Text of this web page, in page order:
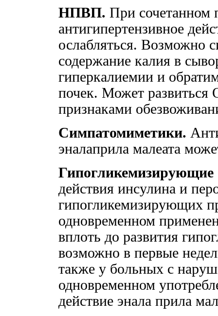
НПВП. При сочетанном
антигипертензивное
ослабляться. Возможно
содержание калия в
гиперкалиемии и
почек. Может
признаками
Симпатомиметики.
эналаприла малеата
Гипогликемизирующие
действия инсулина и
гипогликемизирующих
одновременном
вплоть до развития
возможно в первые
также у больных с
одновременном
действие энала прила